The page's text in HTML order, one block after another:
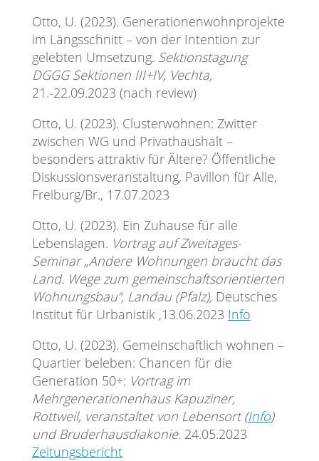
Otto, U. (2023). Generationenwohnprojekte
im Längsschnitt – von der Intention zur
gelebten Umsetzung. Sektionstagung
DGGG Sektionen III+IV, Vechta,
21.-22.09.2023 (nach review)
Otto, U. (2023). Clusterwohnen: Zwitter
zwischen WG und Privathaushalt –
besonders attraktiv für Ältere? Öffentliche
Diskussionsveranstaltung, Pavillon für Alle,
Freiburg/Br., 17.07.2023
Otto, U. (2023). Ein Zuhause für alle
Lebenslagen. Vortrag auf Zweitages-
Seminar „Andere Wohnungen braucht das
Land. Wege zum gemeinschaftsorientierten
Wohnungsbau“, Landau (Pfalz), Deutsches
Institut für Urbanistik ,13.06.2023 Info
Otto, U. (2023). Gemeinschaftlich wohnen –
Quartier beleben: Chancen für die
Generation 50+: Vortrag im
Mehrgenerationenhaus Kapuziner,
Rottweil, veranstaltet von Lebensort (Info)
und Bruderhausdiakonie. 24.05.2023
Zeitungsbericht